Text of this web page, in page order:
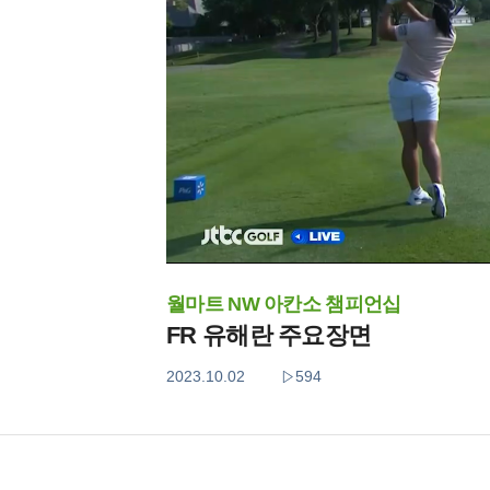
월마트 NW 아칸소 챔피언십
FR 유해란 주요장면
2023.10.02 594